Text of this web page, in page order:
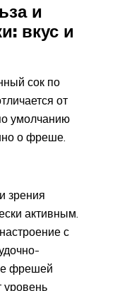
и
вкус и
сок по
от
умолчанию
о фреше.
зрения
активным.
с
фрешей
уровень